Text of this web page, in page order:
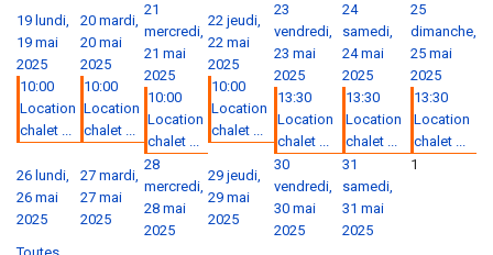
19 lundi,
19 mai
2025
10:00
Location
chalet ...
20 mardi,
20 mai
2025
10:00
Location
chalet ...
21
mercredi,
21 mai
2025
10:00
Location
chalet ...
22 jeudi,
22 mai
2025
10:00
Location
chalet ...
23
vendredi,
23 mai
2025
13:30
Location
chalet ...
24
samedi,
24 mai
2025
13:30
Location
chalet ...
25
dimanche,
25 mai
2025
13:30
Location
chalet ...
26 lundi,
26 mai
2025
27 mardi,
27 mai
2025
28
mercredi,
28 mai
2025
29 jeudi,
29 mai
2025
30
vendredi,
30 mai
2025
31
samedi,
31 mai
2025
1